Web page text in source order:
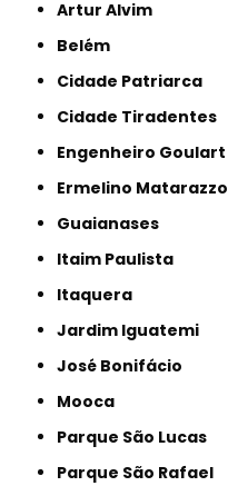
Artur Alvim
Belém
Cidade Patriarca
Cidade Tiradentes
Engenheiro Goulart
Ermelino Matarazzo
Guaianases
Itaim Paulista
Itaquera
Jardim Iguatemi
José Bonifácio
Mooca
Parque São Lucas
Parque São Rafael